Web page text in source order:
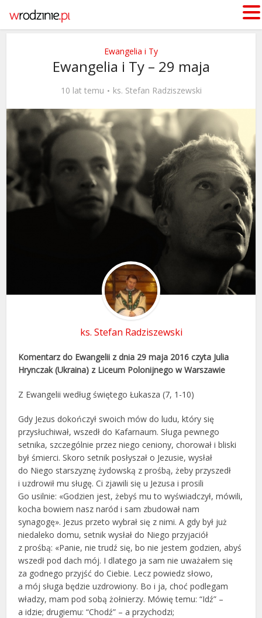
Ewangelia i Ty
Ewangelia i Ty – 29 maja
10 lat temu ks. Stefan Radziszewski
ks. Stefan Radziszewski
Komentarz do Ewangelii z dnia 29 maja 2016czyta Julia
Hrynczak (Ukraina) z Liceum Polonijnego w Warszawie
Z Ewangelii według świętego Łukasza (7, 1-10)
Gdy Jezus dokończył swoich mów do ludu, który się
przysłuchiwał, wszedł do Kafarnaum. Sługa pewnego
setnika, szczególnie przez niego ceniony, chorował i bliski
był śmierci. Skoro setnik posłyszał o Jezusie, wysłał
do Niego starszyznę żydowską z prośbą, żeby przyszedł
i uzdrowił mu sługę. Ci zjawili się u Jezusa i prosili
Go usilnie: «Godzien jest, żebyś mu to wyświadczył, mówili,
kocha bowiem nasz naród i sam zbudował nam
synagogę». Jezus przeto wybrał się z nimi. A gdy był już
niedaleko domu, setnik wysłał do Niego przyjaciół
z prośbą: «Panie, nie trudź się, bo nie jestem godzien, abyś
wszedł pod dach mój. I dlatego ja sam nie uważałem się
za godnego przyjść do Ciebie. Lecz powiedz słowo,
a mój sługa będzie uzdrowiony. Bo i ja, choć podlegam
władzy, mam pod sobą żołnierzy. Mówię temu: “Idź” –
a idzie; drugiemu: “Chodź” – a przychodzi;